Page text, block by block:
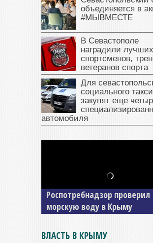
объединяется в
#МЫВМЕСТЕ
В Севастополе
наградили лучших
спортсменов,
ветеранов спорта
Для
социального такси
закупят еще
автомобиля
В Крыму у жителя Саки
изъяли автомобиль —
накопил долги по штрафам
ГИБДД
ВЛАСТЬ В КРЫМУ